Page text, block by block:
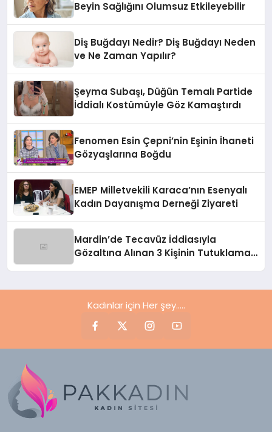
Beyin Sağlığını Olumsuz Etkileyebilir
Diş Buğdayı Nedir? Diş Buğdayı Neden
ve Ne Zaman Yapılır?
Şeyma Subaşı, Düğün Temalı Partide
İddialı Kostümüyle Göz Kamaştırdı
Fenomen Esin Çepni’nin Eşinin İhaneti
Gözyaşlarına Boğdu
EMEP Milletvekili Karaca’nın Esenyalı
Kadın Dayanışma Derneği Ziyareti
Mardin’de Tecavüz İddiasıyla
Gözaltına Alınan 3 Kişinin Tutuklama
Kadınlar için Her şey.....